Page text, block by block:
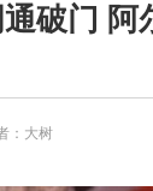
破门 阿
：大树